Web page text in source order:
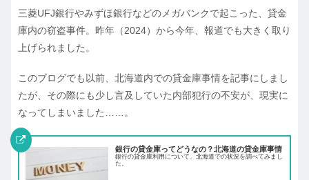
三菱UFJ銀行やみずほ銀行などのメガバンクで起こった、貸金
庫内の窃盗事件。昨年（2024）から今年、報道でも大きく取り
上げられました。
このブログでも以前、北海道内での貸金庫事情を記事にしまし
たが、その際にも少し言及していた内部犯行の不安が、現実に
なってしまいました……。
銀行の貸金庫ってどうなの？北海道の貸金庫事情
銀行の貸金庫利用について、北海道での状況を調べてみまし
た。